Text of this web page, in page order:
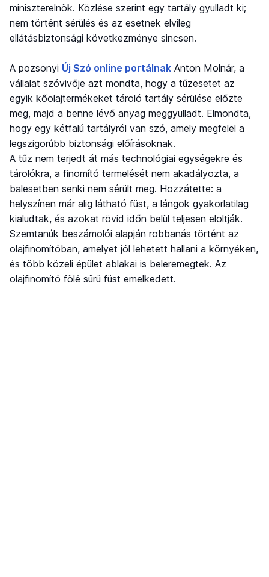
miniszterelnök. Közlése szerint egy tartály gyulladt ki;
nem történt sérülés és az esetnek elvileg
ellátásbiztonsági következménye sincsen.
A pozsonyi Új Szó online portálnak Anton Molnár, a
vállalat szóvivője azt mondta, hogy a tűzesetet az
egyik kőolajtermékeket tároló tartály sérülése előzte
meg, majd a benne lévő anyag meggyulladt. Elmondta,
hogy egy kétfalú tartályról van szó, amely megfelel a
legszigorúbb biztonsági előírásoknak.
A tűz nem terjedt át más technológiai egységekre és
tárolókra, a finomító termelését nem akadályozta, a
balesetben senki nem sérült meg. Hozzátette: a
helyszínen már alig látható füst, a lángok gyakorlatilag
kialudtak, és azokat rövid időn belül teljesen eloltják.
Szemtanúk beszámolói alapján robbanás történt az
olajfinomítóban, amelyet jól lehetett hallani a környéken,
és több közeli épület ablakai is beleremegtek. Az
olajfinomító fölé sűrű füst emelkedett.